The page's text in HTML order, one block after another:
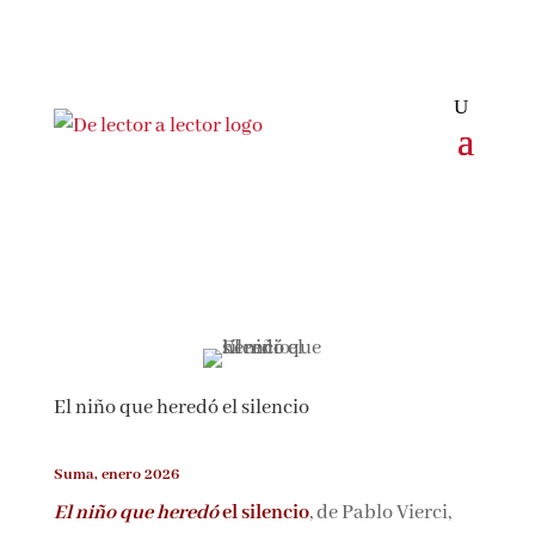
El niño que heredó el silencio
Suma, enero 2026
El niño que heredóel silencio, de Pablo Vierci,
¡Suscríbete y No Te Pierdas
literatura y recibe las últimas noticias y
reseñas directamente en tu bandeja de entrada.
CLOSE